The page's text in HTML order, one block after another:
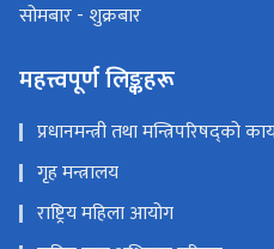
समाज कल्याण परिषद
नेपाल प्रहरी
एकीकृत कार्यालय व्यवस्थापन प्रणाली
कर्मचारी एकीकृत ईमेल
नेपाल सरकारको आधिकारिक पोर्टल
ई-पुस्तकालय